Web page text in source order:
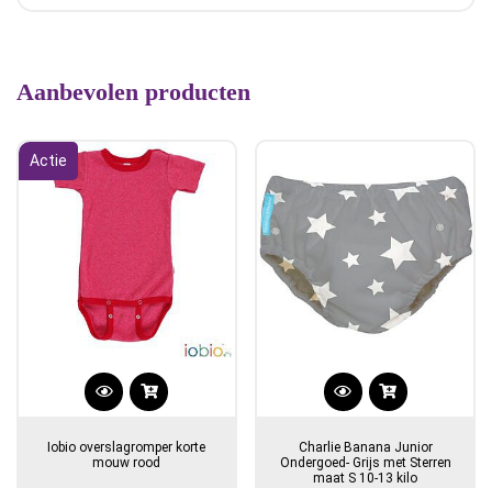
Aanbevolen producten
Actie
Dit
heeft
Iobio overslagromper korte
mouw rood
Charlie Banana Junior
Ondergoed- Grijs met Sterren
maat S 10-13 kilo